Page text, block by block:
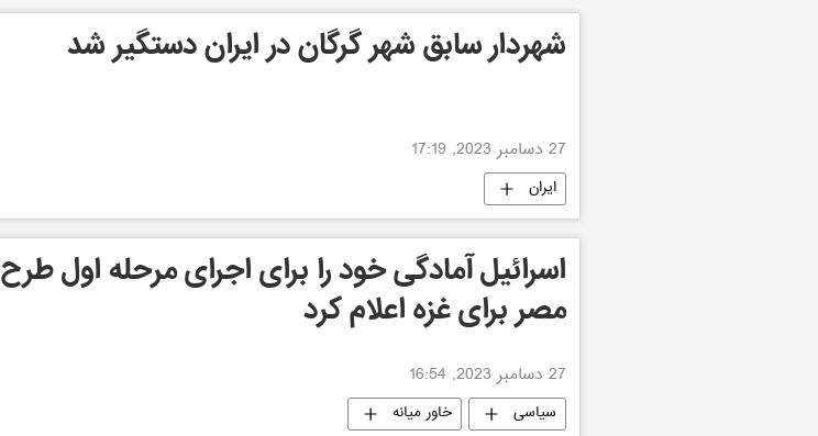
شهردار سابق شهر گرگان در ایران دستگیر شد
27 دسامبر 2023, 17:19
ایران
اسرائیل آمادگی خود را برای اجرای مرحله اول طرح
مصر برای غزه اعلام کرد
27 دسامبر 2023, 16:54
سیاسی خاور میانه